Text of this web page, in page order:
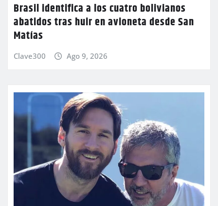
Brasil identifica a los cuatro bolivianos
abatidos tras huir en avioneta desde San
Matías
Clave300 Ago 9, 2026